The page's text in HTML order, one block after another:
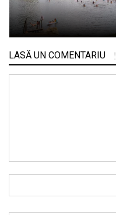
LASĂ UN COMENTARIU